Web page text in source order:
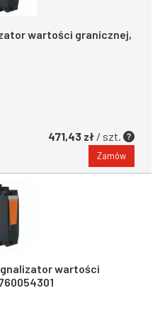
wartości granicznej,
471,43 zł / szt.
Zamów
wartości